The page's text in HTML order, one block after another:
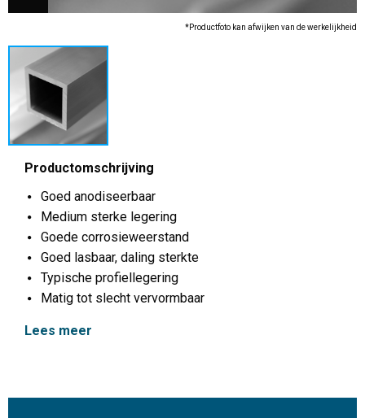
*Productfoto kan afwijken van de werkelijkheid
Productomschrijving
Goed anodiseerbaar
Medium sterke legering
Goede corrosieweerstand
Goed lasbaar, daling sterkte
Typische profiellegering
Matig tot slecht vervormbaar
Lees meer